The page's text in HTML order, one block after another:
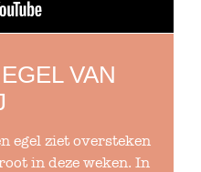
VAN
egel ziet oversteken
in deze weken. In